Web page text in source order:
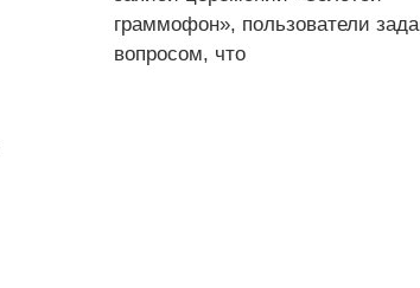
граммофон», пользователи
вопросом, что